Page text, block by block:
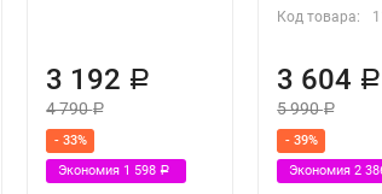
3 192 Р
4 790Р
- 33%
Экономия 1 598Р
Код товара:
3 604 Р
5 990Р
- 39%
Экономия2